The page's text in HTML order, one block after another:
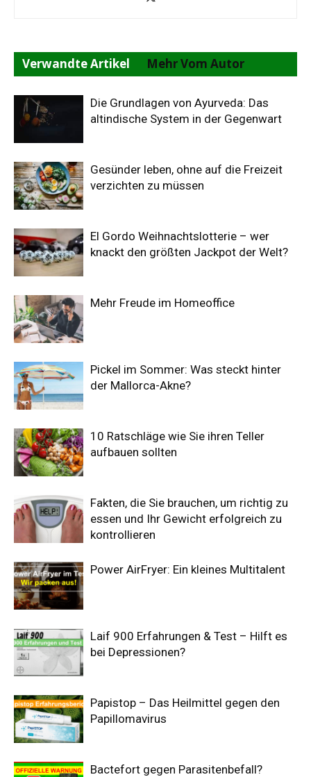
Verwandte Artikel Mehr Vom Autor
Die Grundlagen von Ayurveda: Das
altindische System in der Gegenwart
Gesünder leben, ohne auf die Freizeit
verzichten zu müssen
El Gordo Weihnachtslotterie – wer
knackt den größten Jackpot der Welt?
Mehr Freude im Homeoffice
Pickel im Sommer: Was steckt hinter
der Mallorca-Akne?
10 Ratschläge wie Sie ihren Teller
aufbauen sollten
Fakten, die Sie brauchen, um richtig zu
essen und Ihr Gewicht erfolgreich zu
kontrollieren
Power AirFryer: Ein kleines Multitalent
Laif 900 Erfahrungen & Test – Hilft es
bei Depressionen?
Papistop – Das Heilmittel gegen den
Papillomavirus
Bactefort gegen Parasitenbefall?